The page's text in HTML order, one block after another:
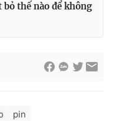
thế nào để không
pin